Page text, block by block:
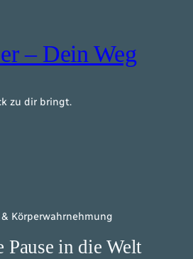
– Dein Weg
zu dir bringt.
Körperwahrnehmung
Pause in die Welt